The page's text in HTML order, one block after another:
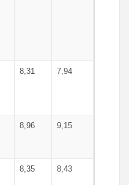
8,31 7,94
8,96 9,15
8,35 8,43